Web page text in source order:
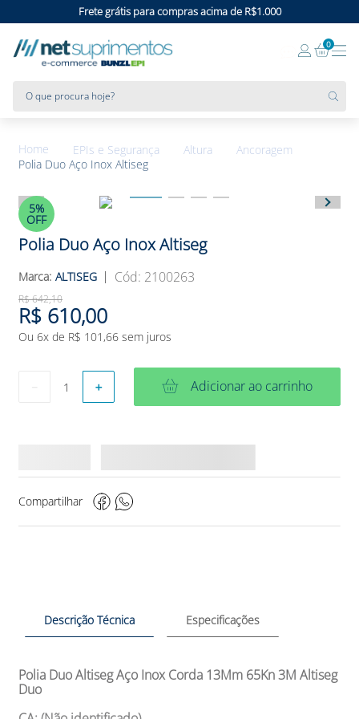
Frete grátis para compras acima de R$1.000
0
EPIs e Segurança Altura
Ancoragem
Polia Duo Aço Inox Altiseg
5%
OFF
Polia Duo Aço Inox Altiseg
ALTISEG : 2100263
R$642,10
R$ 610,00
Ou 6x de R$ 101 ,66 sem juros
＋ Adicionar ao carrinho
Compartilhar
Descrição Técnica Especificações
Polia Duo Altiseg Aço Inox Corda 13Mm 65Kn 3M Altiseg
Duo